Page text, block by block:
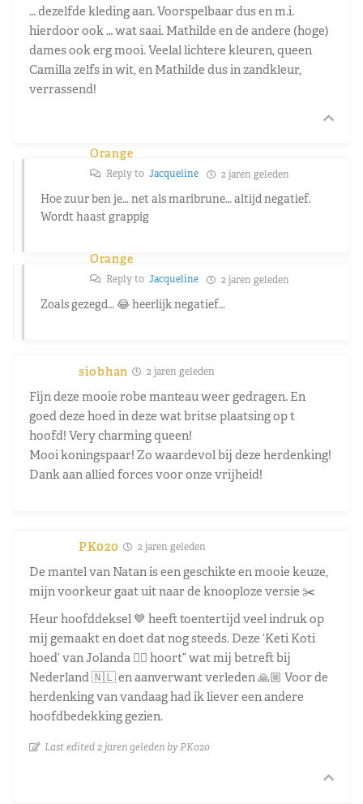
… dezelfde kleding aan. Voorspelbaar dus en m.i.
hierdoor ook … wat saai. Mathilde en de andere (hoge)
dames ook erg mooi. Veelal lichtere kleuren, queen
Camilla zelfs in wit, en Mathilde dus in zandkleur,
verrassend!
Orange
Reply to Jacqueline 2 jaren geleden
Hoe zuur ben je… net als maribrune… altijd negatief.
Wordt haast grappig
Orange
Reply to Jacqueline 2 jaren geleden
Zoals gezegd… 😂 heerlijk negatief…
siobhan 2 jaren geleden
Fijn deze mooie robe manteau weer gedragen. En
goed deze hoed in deze wat britse plaatsing op t
hoofd! Very charming queen!
Mooi koningspaar! Zo waardevol bij deze herdenking!
Dank aan allied forces voor onze vrijheid!
PK020 2 jaren geleden
De mantel van Natan is een geschikte en mooie keuze,
mijn voorkeur gaat uit naar de knooploze versie ✂️
Heur hoofddeksel 💙 heeft toentertijd veel indruk op
mij gemaakt en doet dat nog steeds. Deze ‘Keti Koti
hoed’ van Jolanda 👌🏼 hoort” wat mij betreft bij
Nederland 🇳🇱 en aanverwant verleden 🙏🏼 Voor de
herdenking van vandaag had ik liever een andere
hoofdbedekking gezien.
Last edited 2 jaren geleden by PK020